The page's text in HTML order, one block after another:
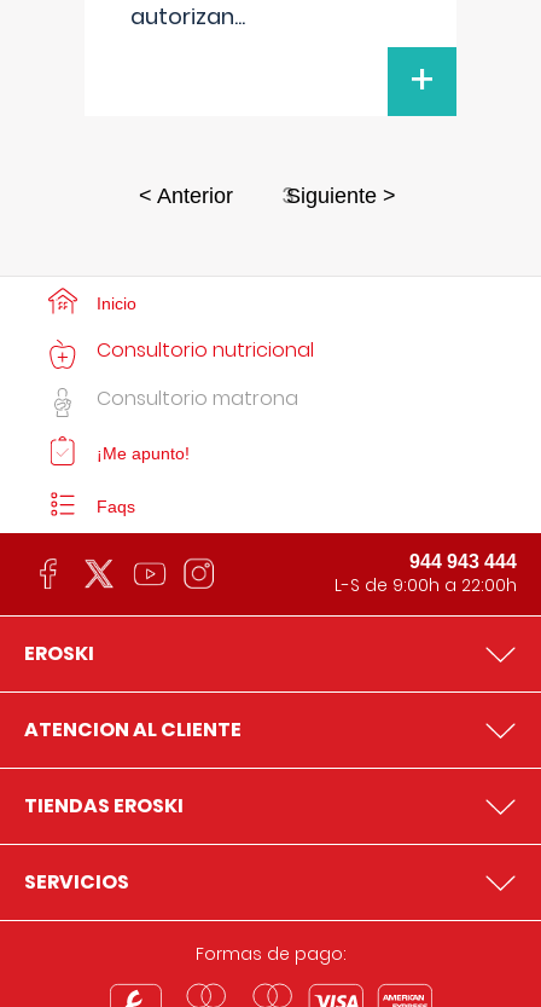
autorizan...
+
< Anterior 3Siguiente >
Inicio
Consultorio nutricional
Consultorio matrona
¡Me apunto!
Faqs
944 943 444
L-S de 9:00h a 22:00h
EROSKI
ATENCION AL CLIENTE
TIENDAS EROSKI
SERVICIOS
Formas de pago: